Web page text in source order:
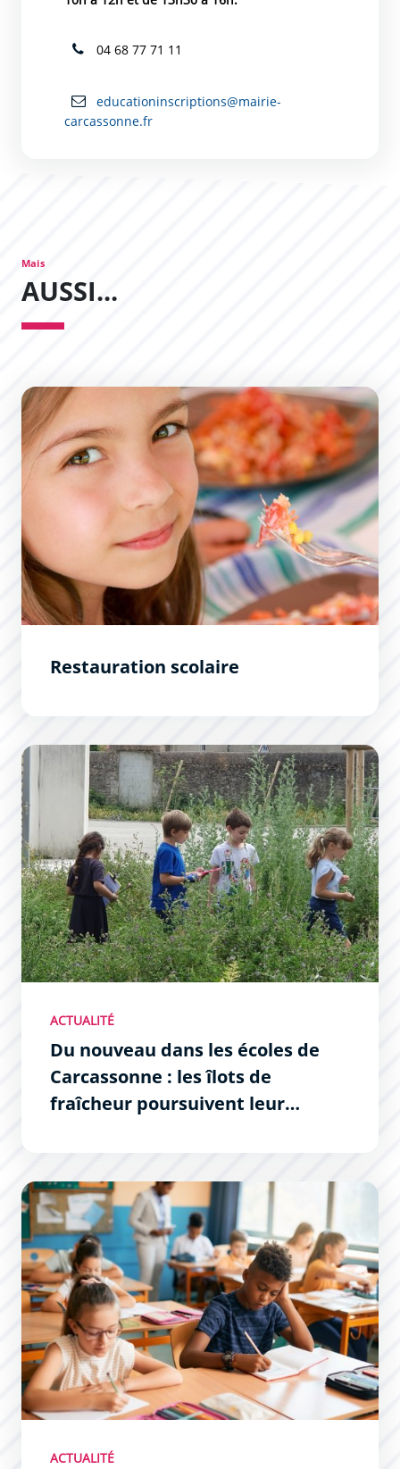
04 68 77 71 11
educationinscriptions@mairie-
carcassonne.fr
Mais
AUSSI...
Restauration scolaire
Restauration scolaire
Du nouveau dans les écoles de Carcassonne : les îlots
ACTUALITÉ
Du nouveau dans les écoles de
Carcassonne : les îlots de
fraîcheur poursuivent leur
Lutte contre l’évitement scolaire
ACTUALITÉ